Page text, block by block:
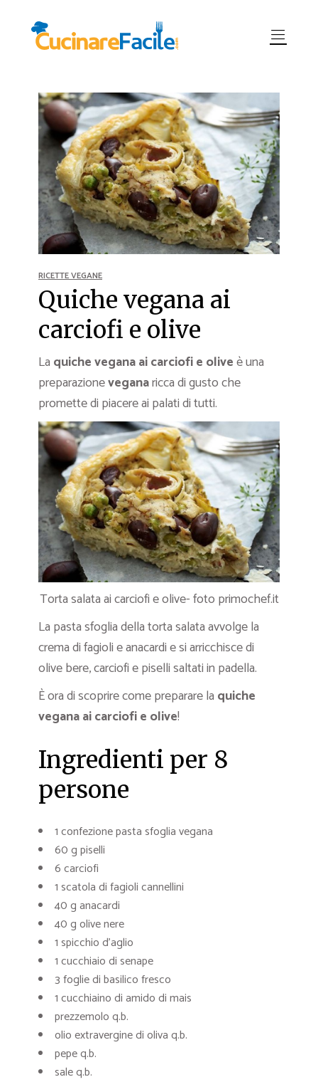
RICETTE VEGANE
Quiche vegana ai
carciofi e olive
La quiche vegana ai carciofi e oliveè una
preparazioneveganaricca di gusto che
promette di piacere ai palati di tutti.
Torta salata ai carciofi e olive- foto primochef.it
La pasta sfoglia della torta salata avvolge la
crema di fagioli e anacardi e si arricchisce di
olive bere, carciofi e piselli saltati in padella.
È ora di scoprire come preparare la quiche
vegana ai carciofi e olive!
Ingredienti per 8
persone
1 confezione pasta sfoglia vegana
60 g piselli
6 carciofi
1 scatola di fagioli cannellini
40 g anacardi
40 g olive nere
1 spicchio d’aglio
1 cucchiaio di senape
3 foglie di basilico fresco
1 cucchiaino di amido di mais
prezzemolo q.b.
olio extravergine di oliva q.b.
pepe q.b.
sale q.b.